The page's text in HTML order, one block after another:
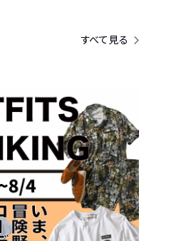
すべて見る